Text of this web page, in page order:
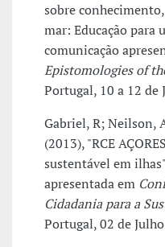
sobre
mar: Educação para
comunicação
Epistomologies of
Portugal, 10 a 12 de
Gabriel, R; Neilson,
(2013), "RCE
sustentável em
apresentada em
Cidadania para a
Portugal, 02 de